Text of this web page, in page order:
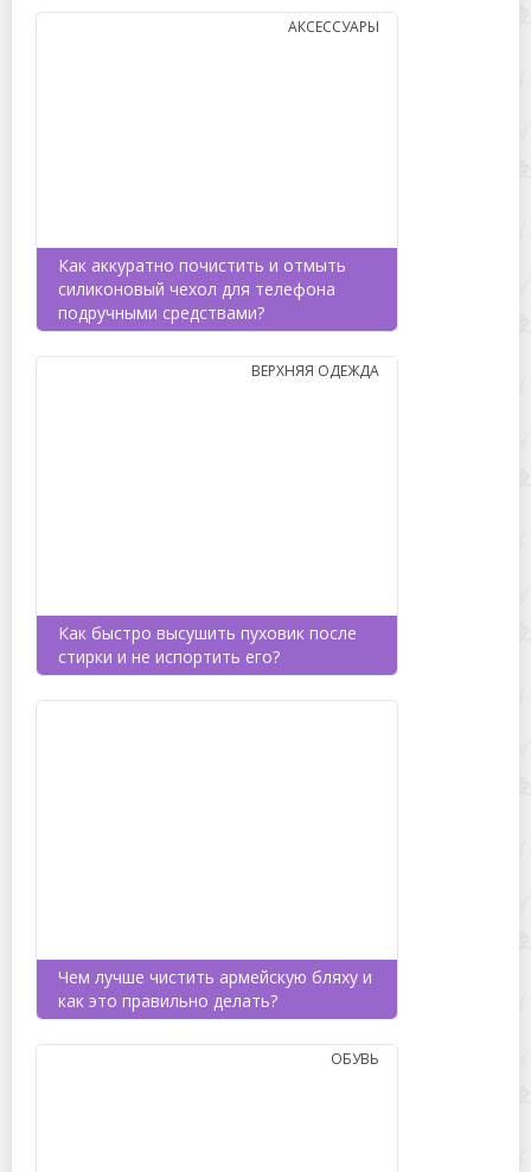
Как аккуратно почистить и отмыть
силиконовый чехол для телефона
подручными средствами?
АКСЕССУАРЫ
Как быстро высушить пуховик после
стирки и не испортить его?
ВЕРХНЯЯ ОДЕЖДА
Чем лучше чистить армейскую бляху и
как это правильно делать?
ОБУВЬ